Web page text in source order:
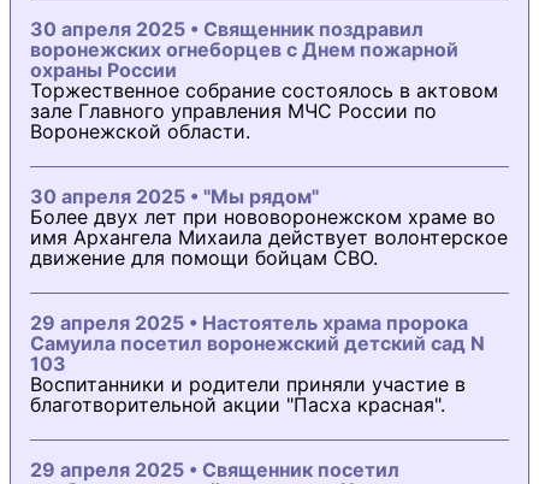
30 апреля 2025 • Священник поздравил
воронежских огнеборцев с Днем пожарной
охраны России
Торжественное собрание состоялось в актовом
зале Главного управления МЧС России по
Воронежской области.
30 апреля 2025 • "Мы рядом"
Более двух лет при нововоронежском храме во
имя Архангела Михаила действует волонтерское
движение для помощи бойцам СВО.
29 апреля 2025 • Настоятель храма пророка
Самуила посетил воронежский детский сад N
103
Воспитанники и родители приняли участие в
благотворительной акции "Пасха красная".
29 апреля 2025 • Священник посетил